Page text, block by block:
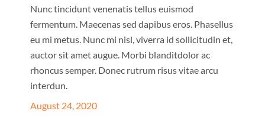
Nunc tincidunt venenatis tellus euismod
fermentum. Maecenas sed dapibus eros. Phasellus
eu mi metus. Nunc mi nisl, viverra id sollicitudin et,
auctor sit amet augue. Morbi blanditdolor ac
rhoncus semper. Donec rutrum risus vitae arcu
interdun.
August 24, 2020